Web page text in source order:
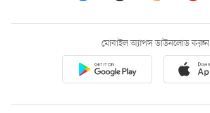
মোবাইল অ্যাপস ডাউনলোড করুন